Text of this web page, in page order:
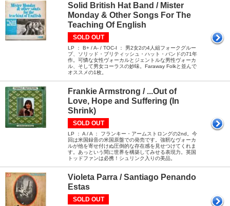
Solid British Hat Band / Mister
Monday & Other Songs For The
Teaching Of English
SOLD OUT
LP ： B+ / A- / TOC-I ： 男2女2の4人組フォークグルー
プ、ソリッド・ブリティッシュ・ハット・バンドの71年
作。可憐な女性ヴォーカルとジェントルな男性ヴォーカ
ル、そして男女コーラスの妙味。Faraway Folkと並んで
オススメの1枚。
Frankie Armstrong / ...Out of
Love, Hope and Suffering (In
Shrink)
SOLD OUT
LP ： A / A ： フランキー・アームストロングの2nd。今
回は米国録音の米国原盤での発売です。強靭なヴォーカ
ルが他を寄せ付けぬ圧倒的な存在感を見せつけてくれま
す。あっという間に世界を構築してみせる表現力。英国
トッドファンは必携！シュリンク入りの美品。
Violeta Parra / Santiago Penando
Estas
SOLD OUT